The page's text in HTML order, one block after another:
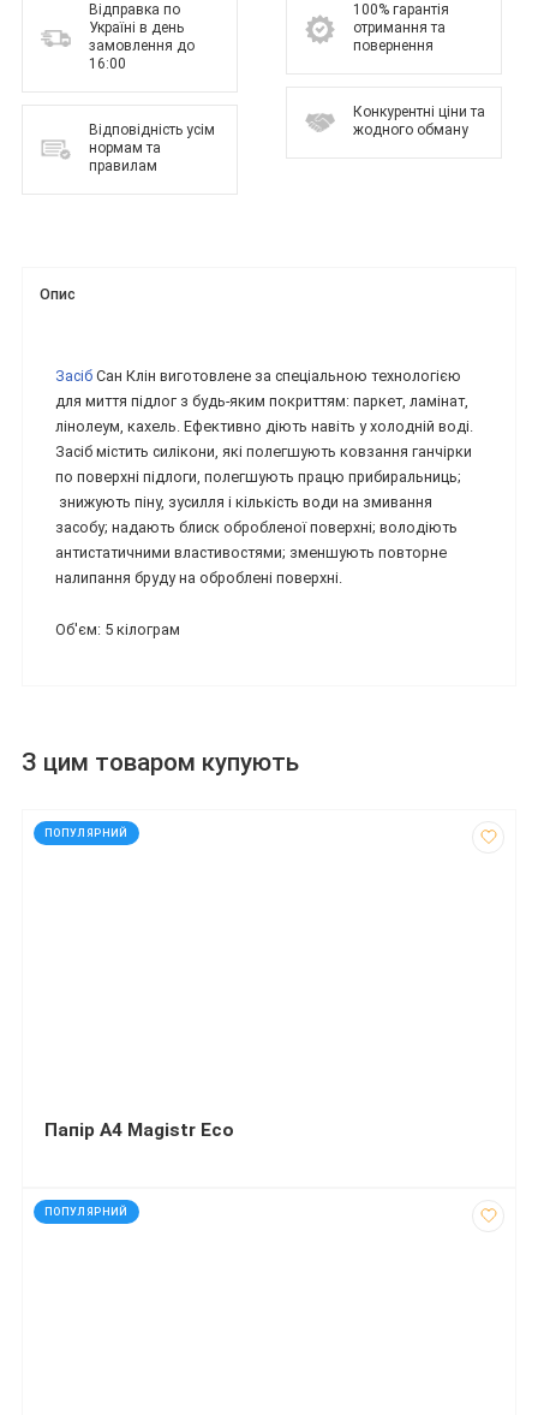
Відправка по
Україні в день
замовлення до
16:00
Відповідність усім
нормам та
правилам
100% гарантія
отримання та
повернення
Конкурентні ціни та
жодного обману
Опис
Засіб Сан Клін виготовлене за спеціальною технологією
для миття підлог з будь-яким покриттям: паркет, ламінат,
лінолеум, кахель. Ефективно діють навіть у холодній воді.
Засіб містить силікони, які полегшують ковзання ганчірки
по поверхні підлоги, полегшують працю прибиральниць;
знижують піну, зусилля і кількість води на змивання
засобу; надають блиск обробленої поверхні; володіють
антистатичними властивостями; зменшують повторне
налипання бруду на оброблені поверхні.
Об'єм: 5 кілограм
З цим товаром купують
ПОПУЛЯРНИЙ
код: 13423
Папір А4 Magistr Eco
ПОПУЛЯРНИЙ
код: 31133